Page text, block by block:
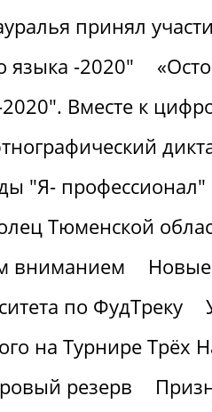
принял
языка -2020"
Вместе к
"Я- профессионал"
Тюменской
вниманием
по ФудТреку
на Турнире Трёх
резерв